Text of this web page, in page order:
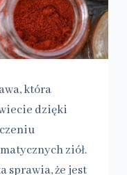
która
dzięki
ziół.
sprawia, że jest